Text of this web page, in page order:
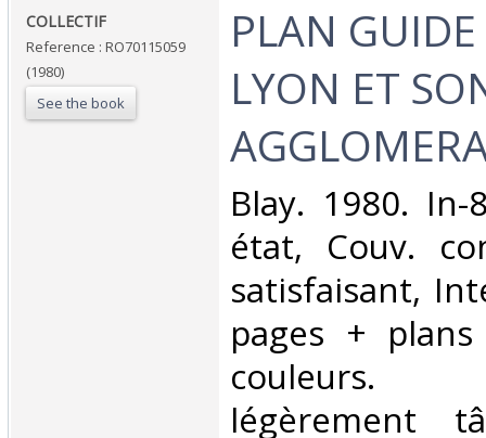
‎COLLECTIF‎
Reference : RO70115059
(1980)
See the book
‎PLAN
LYON ET
‎Blay. 1980.
état, Couv.
satisfaisant,
pages +
couleurs.
légèrement